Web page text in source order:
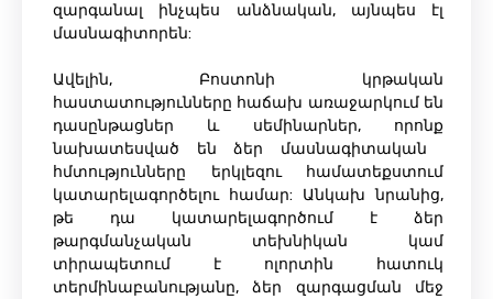
զարգանալ ինչպես անձնական, այնպես էլ
մասնագիտորեն:
Ավելին, Բոստոնի կրթական
հաստատությունները հաճախ առաջարկում են
դասընթացներ և սեմինարներ, որոնք
նախատեսված են ձեր մասնագիտական ​​
հմտությունները երկլեզու համատեքստում
կատարելագործելու համար: Անկախ նրանից,
թե դա կատարելագործում է ձեր
թարգմանչական տեխնիկան կամ
տիրապետում է ոլորտին հատուկ
տերմինաբանությանը, ձեր զարգացման մեջ